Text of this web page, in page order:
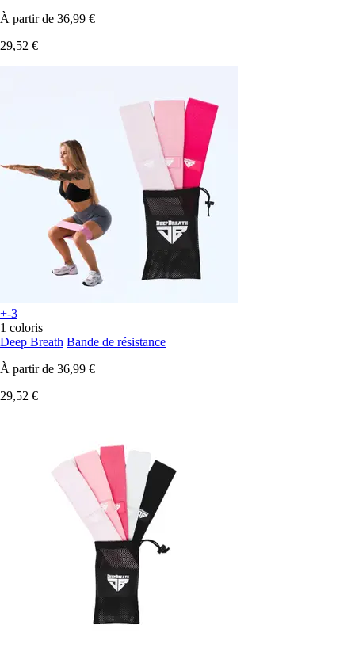
À partir de 36,99 €
29,52 €
+-3
1 coloris
Deep Breath Bande de résistance
À partir de 36,99 €
29,52 €